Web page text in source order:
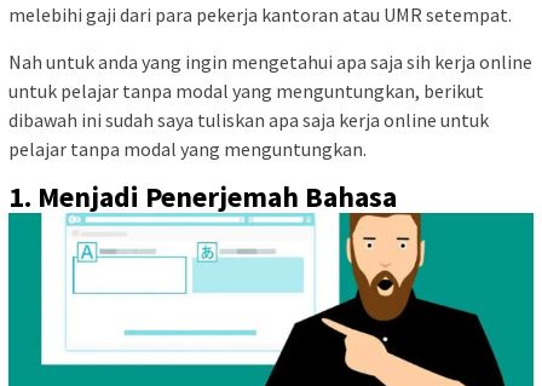
melebihi gaji dari para pekerja kantoran atau UMR setempat.
Nah untuk anda yang ingin mengetahui apa saja sih kerja online
untuk pelajar tanpa modal yang menguntungkan, berikut
dibawah ini sudah saya tuliskan apa saja kerja online untuk
pelajar tanpa modal yang menguntungkan.
1. Menjadi Penerjemah Bahasa